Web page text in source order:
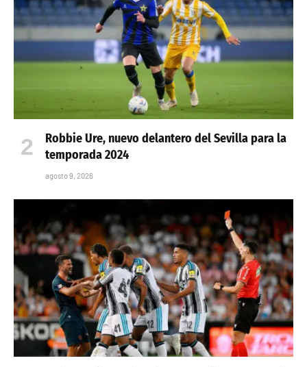
Robbie Ure, nuevo delantero del Sevilla para la
temporada 2024
agosto 9, 2026